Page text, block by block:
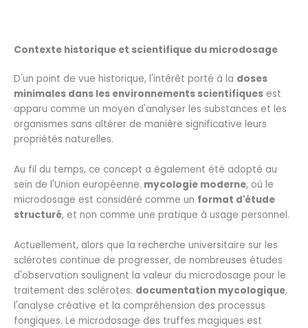
Contexte historique et scientifique du microdosage
D'un point de vue historique, l'intérêt porté à la doses
minimales dans les environnements scientifiques est
apparu comme un moyen d'analyser les substances et les
organismes sans altérer de manière significative leurs
propriétés naturelles.
Au fil du temps, ce concept a également été adopté au
sein de l'Union européenne. mycologie moderne, où le
microdosage est considéré comme un format d'étude
structuré, et non comme une pratique à usage personnel.
Actuellement, alors que la recherche universitaire sur les
sclérotes continue de progresser, de nombreuses études
d'observation soulignent la valeur du microdosage pour le
traitement des sclérotes. documentation mycologique,
l'analyse créative et la compréhension des processus
fongiques. Le microdosage des truffes magiques est